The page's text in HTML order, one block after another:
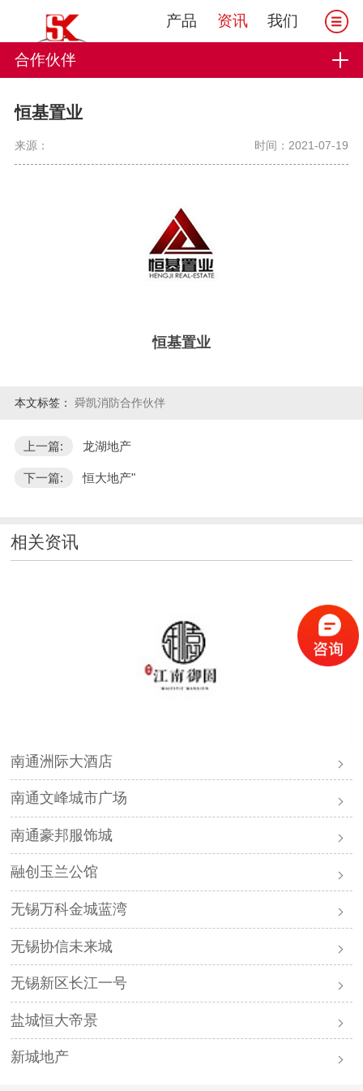
产品 资讯 我们
合作伙伴
恒基置业
来源： 时间：2021-07-19
恒基置业
本文标签： 舜凯消防合作伙伴
上一篇: 龙湖地产
下一篇: 恒大地产"
相关资讯
南通洲际大酒店
南通文峰城市广场
南通豪邦服饰城
融创玉兰公馆
无锡万科金城蓝湾
无锡协信未来城
无锡新区长江一号
盐城恒大帝景
新城地产